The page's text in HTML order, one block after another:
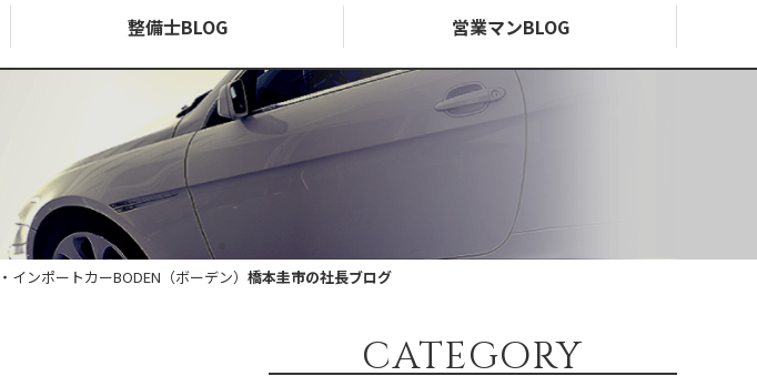
整備士BLOG 営業マンBLOG
インポートカーBODEN（ボーデン） 橋本圭市の社長ブログ
CATEGORY